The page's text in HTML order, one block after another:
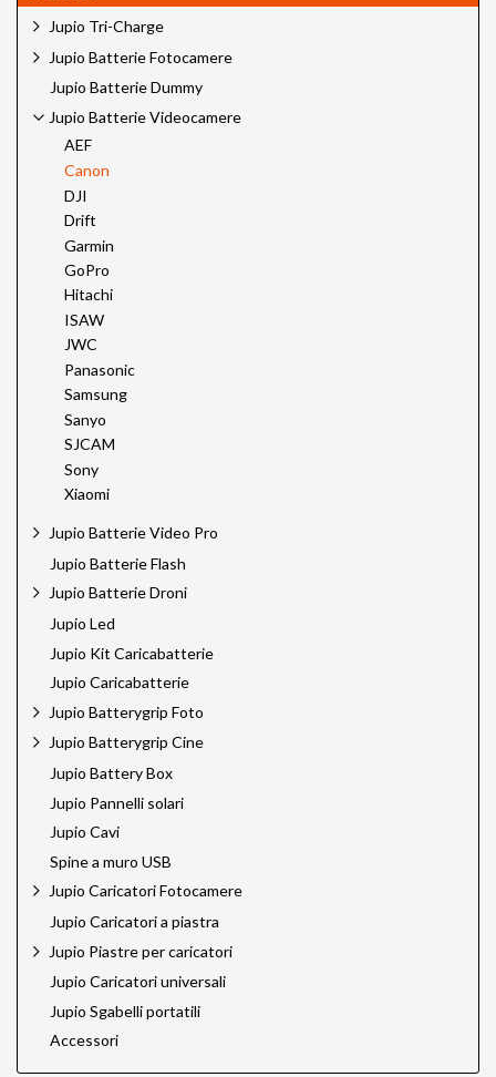
Jupio Tri-Charge
Jupio Batterie Fotocamere
Jupio Batterie Dummy
Jupio Batterie Videocamere
AEF
Canon
DJI
Drift
Garmin
GoPro
Hitachi
ISAW
JWC
Panasonic
Samsung
Sanyo
SJCAM
Sony
Xiaomi
Jupio Batterie Video Pro
Jupio Batterie Flash
Jupio Batterie Droni
Jupio Led
Jupio Kit Caricabatterie
Jupio Caricabatterie
Jupio Batterygrip Foto
Jupio Batterygrip Cine
Jupio Battery Box
Jupio Pannelli solari
Jupio Cavi
Spine a muro USB
Jupio Caricatori Fotocamere
Jupio Caricatori a piastra
Jupio Piastre per caricatori
Jupio Caricatori universali
Jupio Sgabelli portatili
Accessori